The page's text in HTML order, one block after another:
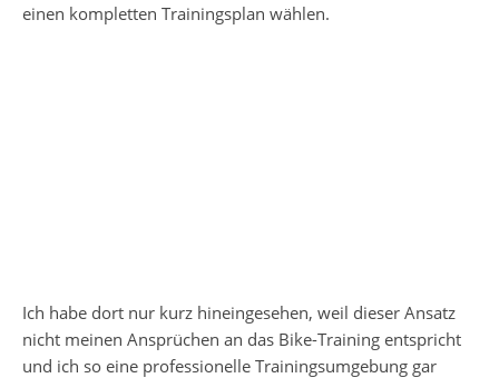
einen kompletten Trainingsplan wählen.
Ich habe dort nur kurz hineingesehen, weil dieser Ansatz
nicht meinen Ansprüchen an das Bike-Training entspricht
und ich so eine professionelle Trainingsumgebung gar